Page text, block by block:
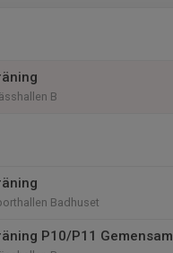
B
Badhuset
P10/P11 Gemensam